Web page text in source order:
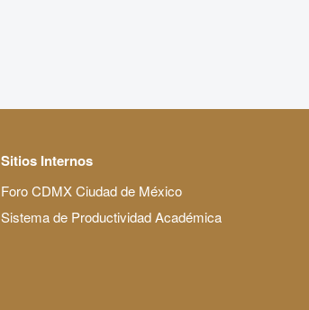
Sitios Internos
Foro CDMX Ciudad de México
Sistema de Productividad Académica